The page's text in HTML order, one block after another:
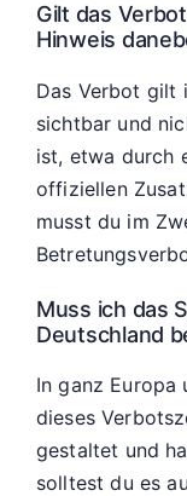
Gilt das
Hinweis
Das Verbot gilt
sichtbar und
ist, etwa durch
offiziellen
musst du im
Muss ich das
Deutschland
In ganz Europa
dieses
gestaltet und
solltest du es